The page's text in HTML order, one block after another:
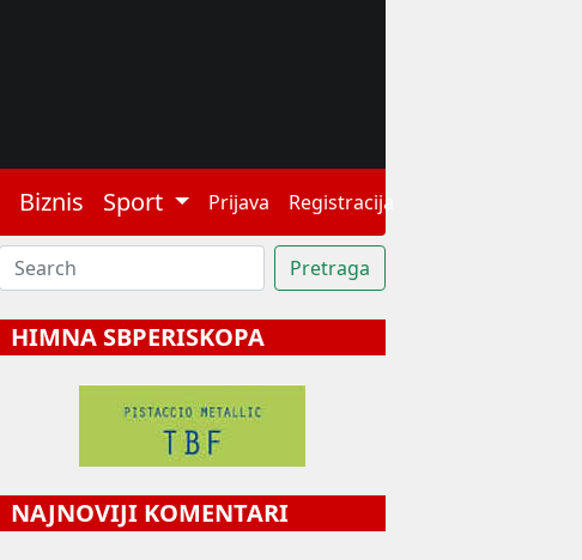
Biznis Sport Prijava Registracija
HIMNA SBPERISKOPA
NAJNOVIJI KOMENTARI